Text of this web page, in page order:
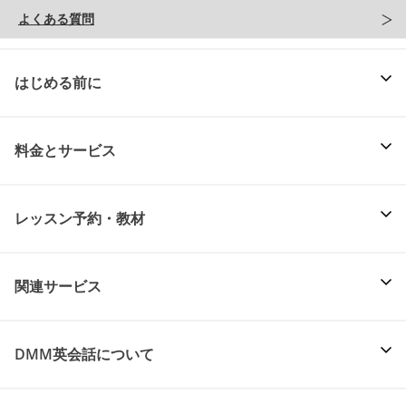
よくある質問
はじめる前に
料金とサービス
レッスン予約・教材
関連サービス
DMM英会話について